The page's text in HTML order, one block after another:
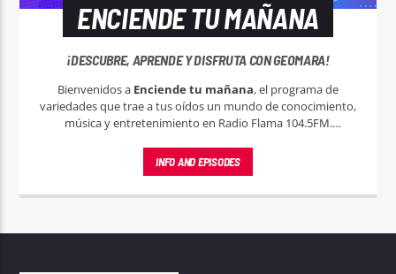
ENCIENDE TU MAÑANA
¡DESCUBRE, APRENDE Y DISFRUTA CON GEOMARA!
Bienvenidos a Enciende tu mañana, el programa de
variedades que trae a tus oídos un mundo de conocimiento,
música y entretenimiento en Radio Flama 104.5FM.
espacio está diseñado para enriquecer, inspirar y entretener
INFO AND EPISODES